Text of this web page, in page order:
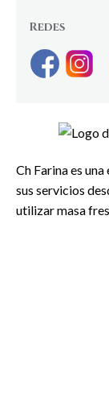
Redes
Ch Farina es
sus servicios
utilizar masa